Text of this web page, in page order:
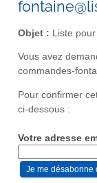
Objet : Liste
Vous avez
commandes-
Pour confirmer
ci-dessous :
Votre adresse